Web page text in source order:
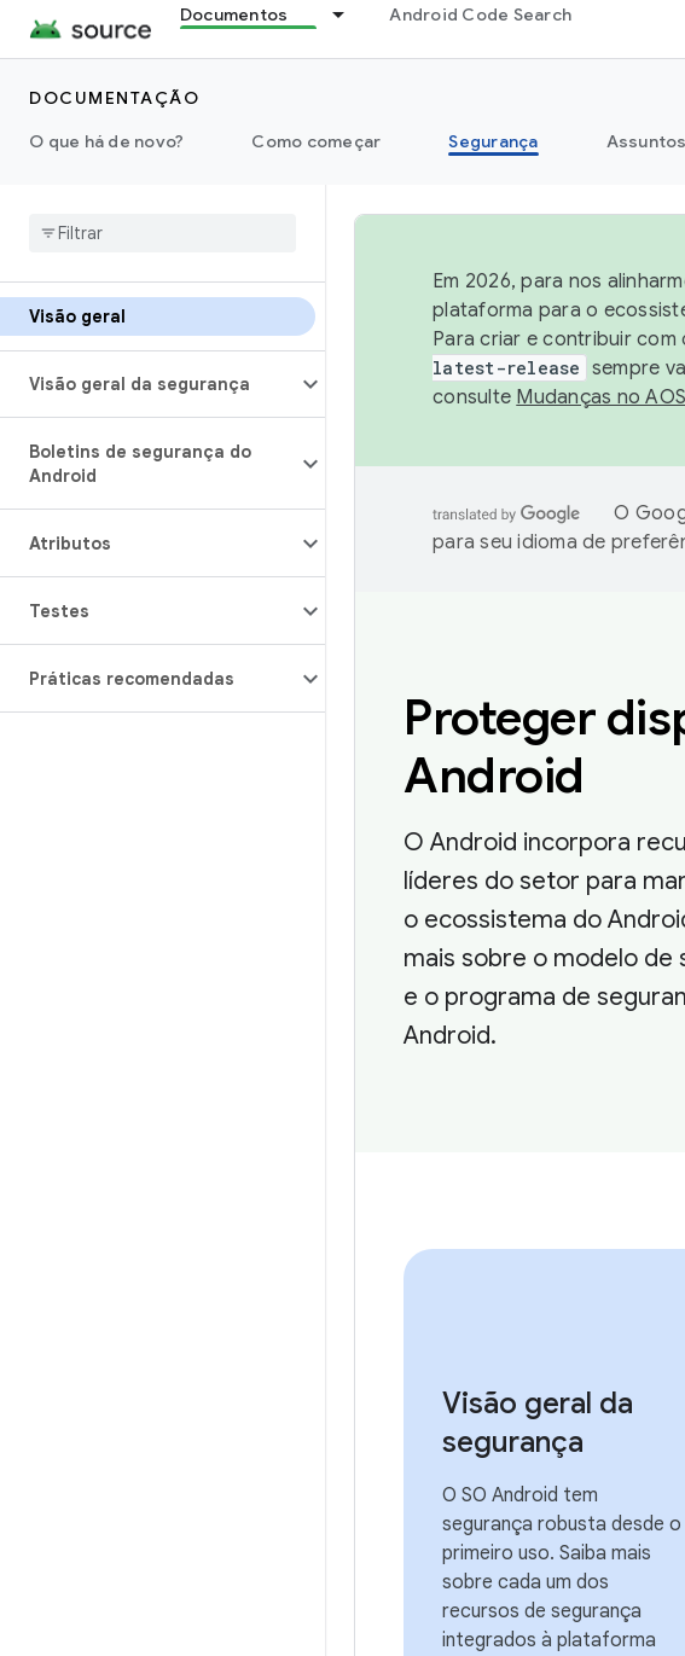
Documentos Android Code Search
DOCUMENTAÇÃO
O que há de novo?
Como começar Segurança
Visão geral
Visão geral da segurança
Boletins de segurança do
Android
Atributos
Testes
Práticas recomendadas
Em 2026, para nos
plataforma para o
Para criar e contribuir com
latest-release sempre
consulte Mudanças no
O
para seu idioma de
Proteger
Android
O Android incorpora
líderes do setor para
o ecossistema do
mais sobre o modelo de
e o programa de
Android.
Visão geral da
segurança
O SO Android tem
segurança robusta desde o
primeiro uso. Saiba mais
sobre cada um dos
recursos de segurança
integrados à plataforma